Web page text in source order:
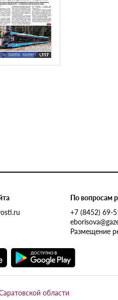
По вопросам
+7 (8452) 69-
Размещение
области